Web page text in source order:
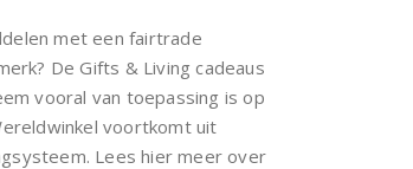
met een fairtrade
De Gifts & Living cadeaus
vooral van toepassing is op
voortkomt uit
Lees hier meer over